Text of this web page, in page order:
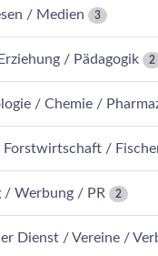
/ Medien 3
/ Pädagogik 2
/ Chemie /
Forstwirtschaft /
/ Werbung / PR 2
Dienst / Vereine /